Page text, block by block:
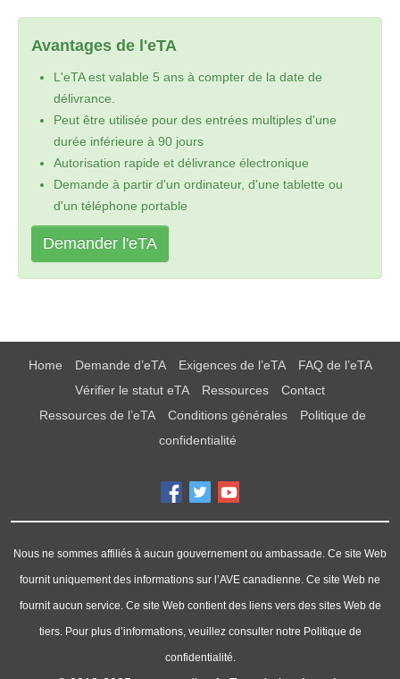
Avantages de l'eTA
L'eTA est valable 5 ans à compter de la date de
délivrance.
Peut être utilisée pour des entrées multiples d'une
durée inférieure à 90 jours
Autorisation rapide et délivrance électronique
Demande à partir d'un ordinateur, d'une tablette ou
d'un téléphone portable
Demander l'eTA
Home Demande d’eTA Exigences de l’eTA
FAQ de l’eTA
Vérifier le statut eTA
Ressources
Contact
Ressources de l’eTA
Conditions générales
Politique de
confidentialité
Nous ne sommes affiliés à aucun gouvernement ou ambassade. Ce site Web
fournit uniquement des informations sur l’AVE canadienne. Ce site Web ne
fournit aucun service. Ce site Web contient des liens vers des sites Web de
tiers. Pour plus d’informations, veuillez consulter notre Politique de
confidentialité.